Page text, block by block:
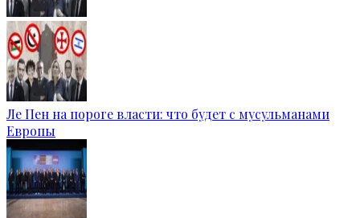
Ле Пен на пороге власти: что будет с мусульманами
Европы